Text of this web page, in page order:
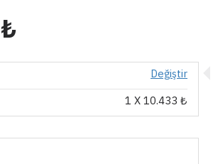
Değiştir
1 X 10.433 ₺